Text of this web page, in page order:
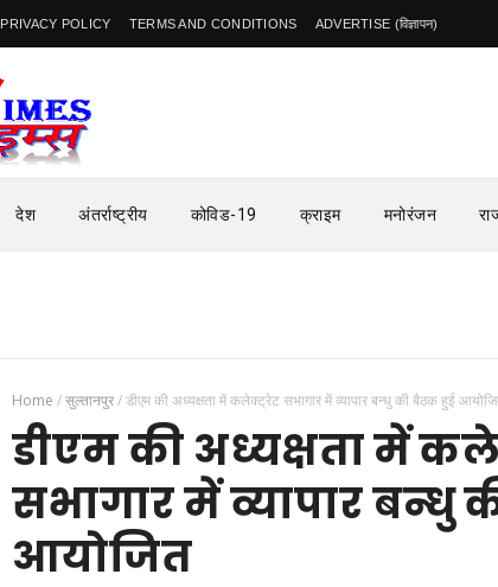
PRIVACY POLICY TERMS AND CONDITIONS ADVERTISE (विज्ञापन)
देश अंतर्राष्ट्रीय कोविड-19 क्राइम मनोरंजन
Home /सुल्तानपुर/डीएम की अध्यक्षता में कलेक्ट्रेट सभागार में व्यापार बन्धु की बैठक हुई
डीएम की अध्यक्षता में
सभागार में व्यापार बन्धु
आयोजित